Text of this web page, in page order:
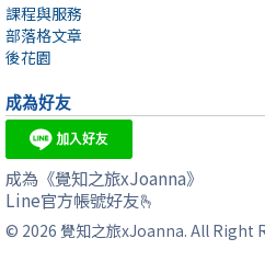
課程與服務
部落格文章
後花園
成為好友
成為《覺知之旅xJoanna》
Line官方帳號好友🫰
© 2026 覺知之旅xJoanna. All Right